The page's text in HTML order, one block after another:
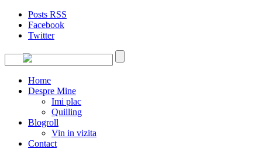
Posts RSS
Facebook
Twitter
Home
Despre Mine
Imi plac
Quilling
Blogroll
Vin in vizita
Contact